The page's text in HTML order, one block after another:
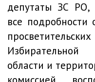
депутаты ЗС РО,
все
Избирательной
области и